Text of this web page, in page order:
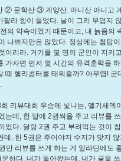
② 문학산 ③ 계양산. 마니산 아니고
라 힘이 들었다. 날이 그리 무덥지
의 약속이었기 때문이고, 내 늙음의
나쁘지만은 않았다. 정상에는 첨탑
리라. 거기를 몇 명의 군인이 지키
가자면 먼저 몇 시간의 유격훈력을
헬리콥터를 태워줄까? 아무렴! 군
리뷰대회 우승에 빛나는, 멜기세덱
데, 한 달에 2권씩을 주고 리뷰를
었다. 달랑 2권 주고 부려먹는 것이
. 한 5권은 주어야지 수지가 맞지
만 리뷰를 쓰게 하는 게 알라딘에도
하다. 내가 돌아왔는데, 내가 글을